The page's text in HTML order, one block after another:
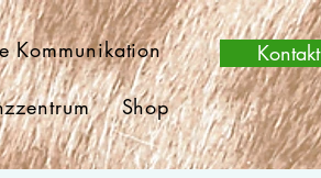
Kommunikation
Shop
Kontakt